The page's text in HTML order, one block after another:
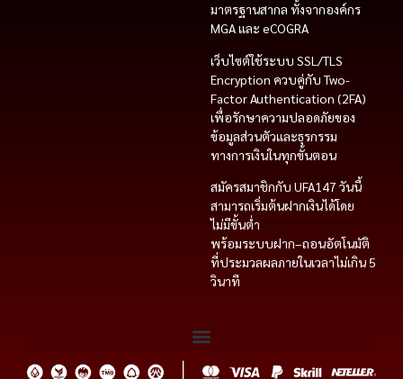
มาตรฐานสากล ทั้งจากองค์กร
MGA และ eCOGRA
เว็บไซต์ใช้ระบบ SSL/TLS
Encryption ควบคู่กับ Two-
Factor Authentication (2FA)
เพื่อรักษาความปลอดภัยของ
ข้อมูลส่วนตัวและธุรกรรม
ทางการเงินในทุกขั้นตอน
สมัครสมาชิกกับ UFA147 วันนี้
สามารถเริ่มต้นฝากเงินได้โดย
ไม่มีขั้นต่ำ
พร้อมระบบฝาก–ถอนอัตโนมัติ
ที่ประมวลผลภายในเวลาไม่เกิน 5
วินาที